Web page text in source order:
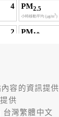
容的資訊提供
供
灣繁體中文